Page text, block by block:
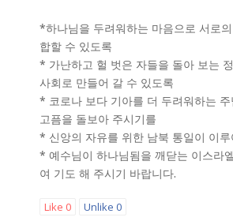
*하나님을 두려워하는 마음으로 서로
합할 수 있도록
* 가난하고 헐 벗은 자들을 돌아 보는
사회로 만들어 갈 수 있도록
* 코로나 보다 기아를 더 두려워하는
고픔을 돌보아 주시기를
* 신앙의 자유를 위한 남북 통일이 이루
* 예수님이 하나님됨을 깨닫는 이스라
여 기도 해 주시기 바랍니다.
Like 0 Unlike 0